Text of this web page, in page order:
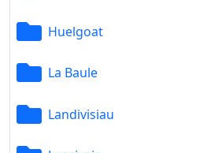
Huelgoat
La Baule
Landivisiau